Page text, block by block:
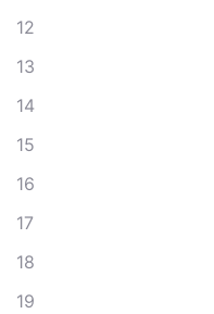
12
13
14
15
16
17
18
19